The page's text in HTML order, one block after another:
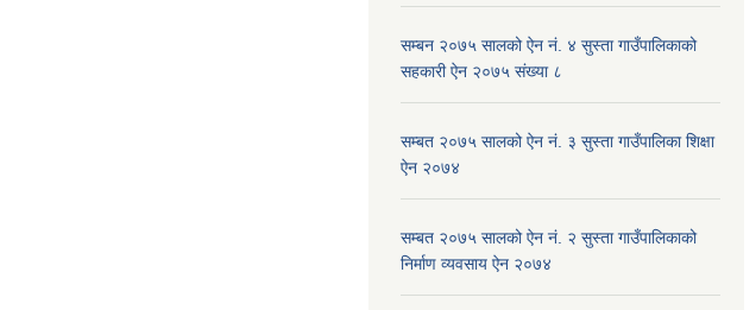
सम्बन २०७५ सालको ऐन नं. ४ सुस्ता गाउँपालिकाको
सहकारी ऐन २०७५ संख्या ८
सम्बत २०७५ सालको ऐन नं. ३ सुस्ता गाउँपालिका शिक्षा
ऐन २०७४
सम्बत २०७५ सालको ऐन नं. २ सुस्ता गाउँपालिकाको
निर्माण व्यवसाय ऐन २०७४